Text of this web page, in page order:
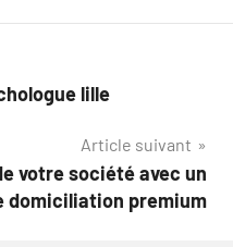
lille
Article suivant
votre société avec un
domiciliation premium